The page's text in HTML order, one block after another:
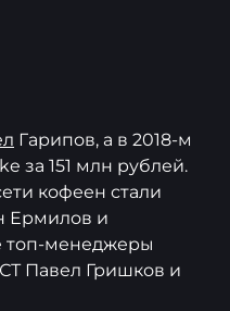
Гарипов, а в 2018-м
за 151 млн рублей.
кофеен стали
Ермилов и
топ-менеджеры
Павел Гришков и